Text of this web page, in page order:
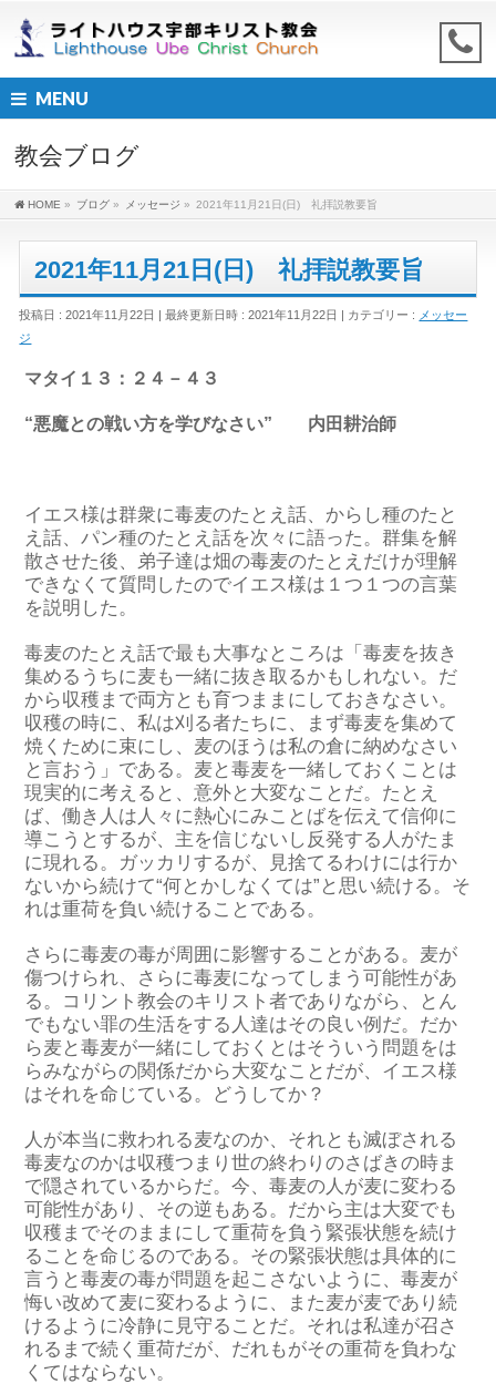
MENU
教会ブログ
HOME » ブログ » メッセージ » 2021年11月21日(日) 礼拝説教要旨
2021年11月21日(日) 礼拝説教要旨
投稿日 : 2021年11月22日 最終更新日時 : 2021年11月22日 カテゴリー : メッセー
ジ
マタイ１３：２４－４３
“悪魔との戦い方を学びなさい” 内田耕治師
イエス様は群衆に毒麦のたとえ話、からし種のたと
え話、パン種のたとえ話を次々に語った。群集を解
散させた後、弟子達は畑の毒麦のたとえだけが理解
できなくて質問したのでイエス様は１つ１つの言葉
を説明した。
毒麦のたとえ話で最も大事なところは「毒麦を抜き
集めるうちに麦も一緒に抜き取るかもしれない。だ
から収穫まで両方とも育つままにしておきなさい。
収穫の時に、私は刈る者たちに、まず毒麦を集めて
焼くために束にし、麦のほうは私の倉に納めなさい
と言おう」である。麦と毒麦を一緒しておくことは
現実的に考えると、意外と大変なことだ。たとえ
ば、働き人は人々に熱心にみことばを伝えて信仰に
導こうとするが、主を信じないし反発する人がたま
に現れる。ガッカリするが、見捨てるわけには行か
ないから続けて“何とかしなくては”と思い続ける。そ
れは重荷を負い続けることである。
さらに毒麦の毒が周囲に影響することがある。麦が
傷つけられ、さらに毒麦になってしまう可能性があ
る。コリント教会のキリスト者でありながら、とん
でもない罪の生活をする人達はその良い例だ。だか
ら麦と毒麦が一緒にしておくとはそういう問題をは
らみながらの関係だから大変なことだが、イエス様
はそれを命じている。どうしてか？
人が本当に救われる麦なのか、それとも滅ぼされる
毒麦なのかは収穫つまり世の終わりのさばきの時ま
で隠されているからだ。今、毒麦の人が麦に変わる
可能性があり、その逆もある。だから主は大変でも
収穫までそのままにして重荷を負う緊張状態を続け
ることを命じるのである。その緊張状態は具体的に
言うと毒麦の毒が問題を起こさないように、毒麦が
悔い改めて麦に変わるように、また麦が麦であり続
けるように冷静に見守ることだ。それは私達が召さ
れるまで続く重荷だが、だれもがその重荷を負わな
くてはならない。